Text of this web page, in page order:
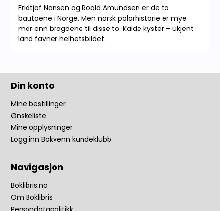
Fridtjof Nansen og Roald Amundsen er de to
bautaene i Norge. Men norsk polarhistorie er mye
mer enn bragdene til disse to. Kalde kyster – ukjent
land favner helhetsbildet.
Din konto
Mine bestillinger
Ønskeliste
Mine opplysninger
Logg inn Bokvenn kundeklubb
Navigasjon
Boklibris.no
Om Boklibris